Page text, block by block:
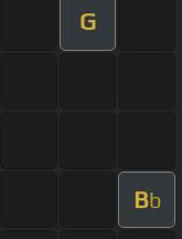
G
Bb